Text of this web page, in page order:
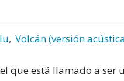
, Volcán (versión
que está llamado a ser